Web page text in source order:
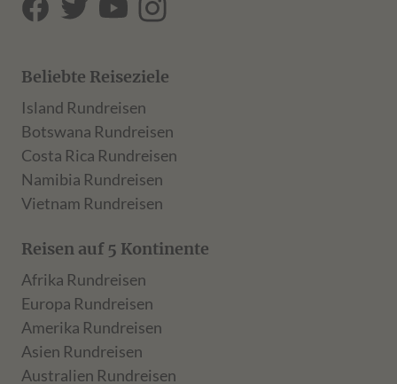
Beliebte Reiseziele
Island Rundreisen
Botswana Rundreisen
Costa Rica Rundreisen
Namibia Rundreisen
Vietnam Rundreisen
Reisen auf 5 Kontinente
Afrika Rundreisen
Europa Rundreisen
Amerika Rundreisen
Asien Rundreisen
Australien Rundreisen